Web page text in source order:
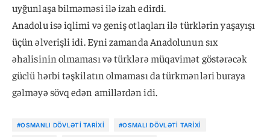
uyğunlaşa bilməməsi ilə izah edirdi.
Anadolu isə iqlimi və geniş otlaqları ilə türklərin yaşayışı
üçün əlverişli idi. Eyni zamanda Anadolunun sıx
əhalisinin olmaması və türklərə müqavimət göstərəcək
güclü hərbi təşkilatın olmaması da türkmənləri buraya
gəlməyə sövq edən amillərdən idi.
#OSMANLI DÖVLƏTI TARIXI #OSMALI DÖVLƏTI TARIXI